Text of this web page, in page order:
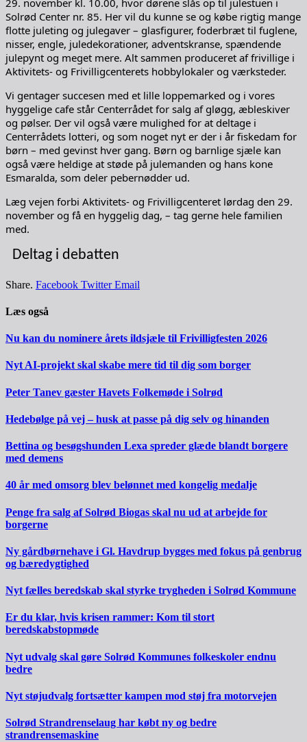
Solrød Center nr. 85. Her vil du kunne se og købe rigtig mange
flotte juleting og julegaver – glasfigurer, foderbræt til fuglene,
nisser, engle, juledekorationer, adventskranse, spændende
julepynt og meget mere. Alt sammen produceret af frivillige i
Aktivitets- og Frivilligcenterets hobbylokaler og værksteder.
Vi gentager succesen med et lille loppemarked og i vores
hyggelige cafe står Centerrådet for salg af gløgg, æbleskiver
og pølser. Der vil også være mulighed for at deltage i
Centerrådets lotteri, og som noget nyt er der i år fiskedam for
børn – med gevinst hver gang. Børn og barnlige sjæle kan
også være heldige at støde på julemanden og hans kone
Esmaralda, som deler pebernødder ud.
Læg vejen forbi Aktivitets- og Frivilligcenteret lørdag den 29.
november og få en hyggelig dag, – tag gerne hele familien
med.
Deltag i debatten
Share. Facebook Twitter Email
Læs også
Nu kan du nominere årets ildsjæle til Frivilligfesten 2026
Nyt AI-projekt skal skabe mere tid til dig som borger
Peter Tanev gæster Havets Folkemøde i Solrød
Hedebølge på vej – husk at passe på dig selv og hinanden
Bettina og besøgshunden Lexa spreder glæde blandt borgere
med demens
40 år med omsorg blev belønnet med kongelig medalje
Penge fra salg af Solrød Biogas skal nu ud at arbejde for
borgerne
Ny gårdbørnehave i Gl. Havdrup bygges med fokus på genbrug
og bæredygtighed
Nyt fælles beredskab skal styrke trygheden i Solrød Kommune
Er du klar, hvis krisen rammer: Kom til stort
beredskabstopmøde
Nyt udvalg skal gøre Solrød Kommunes folkeskoler endnu
bedre
Nyt støjudvalg fortsætter kampen mod støj fra motorvejen
Solrød Strandrenselaug har købt ny og bedre
strandrensemaskine